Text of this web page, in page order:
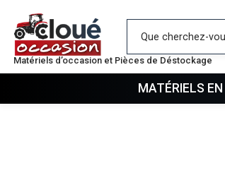
Matériels d’occasion et Pièces de Déstockage
MATÉRIELS